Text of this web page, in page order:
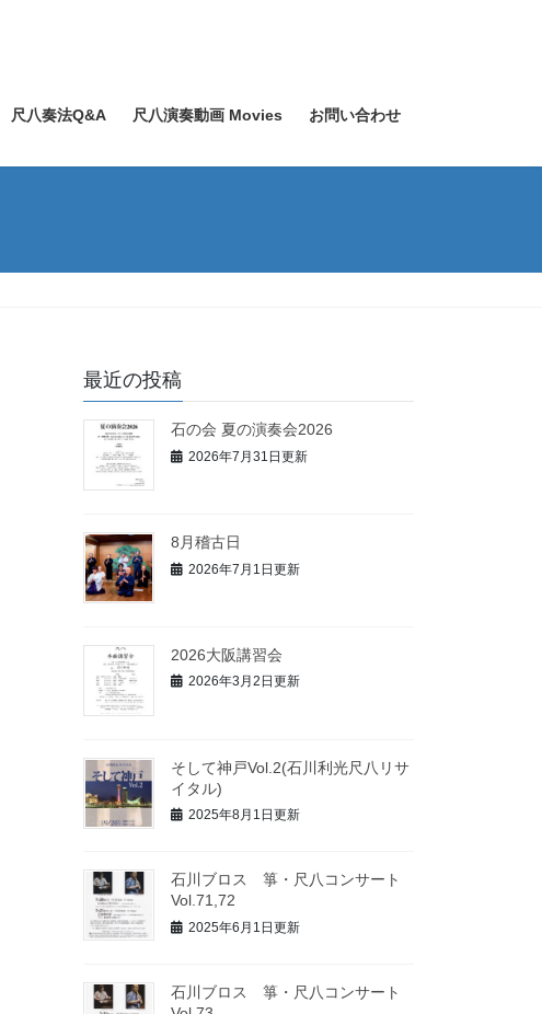
尺八奏法Q&A 尺八演奏動画 Movies お問い合わせ
最近の投稿
石の会 夏の演奏会2026
2026年7月31日更新
8月稽古日
2026年7月1日更新
2026大阪講習会
2026年3月2日更新
そして神戸Vol.2(石川利光尺八リサ
イタル)
2025年8月1日更新
石川ブロス 箏・尺八コンサート
Vol.71,72
2025年6月1日更新
石川ブロス 箏・尺八コンサート